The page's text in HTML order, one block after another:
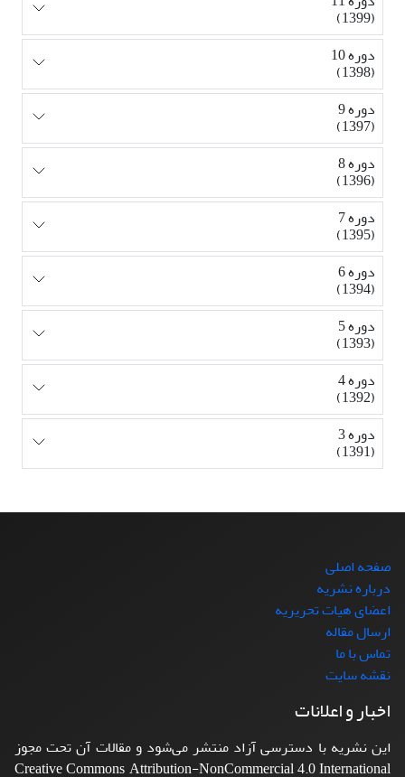
(1399)
دوره 10
(1398)
دوره 9
(1397)
دوره 8
(1396)
دوره 7
(1395)
دوره 6
(1394)
دوره 5
(1393)
دوره 4
(1392)
دوره 3
(1391)
صفحه اصلی
درباره نشریه
اعضای هیات تحریریه
ارسال مقاله
تماس با ما
نقشه سایت
اخبار و اعلانات
این نشریه با دسترسی آزاد منتشر می‌شود و مقالات آن تحت مجوز
Creative Commons Attribution-NonCommercial 4.0 International